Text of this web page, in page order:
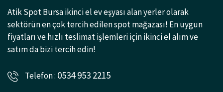
Atik Spot Bursa ikinci el ev eşyası alan yerler olarak
sektörün en çok tercih edilen spot mağazası! En uygun
fiyatları ve hızlı teslimat işlemleri için ikinci el alım ve
satım da bizi tercih edin!
Telefon : 0534 953 2215